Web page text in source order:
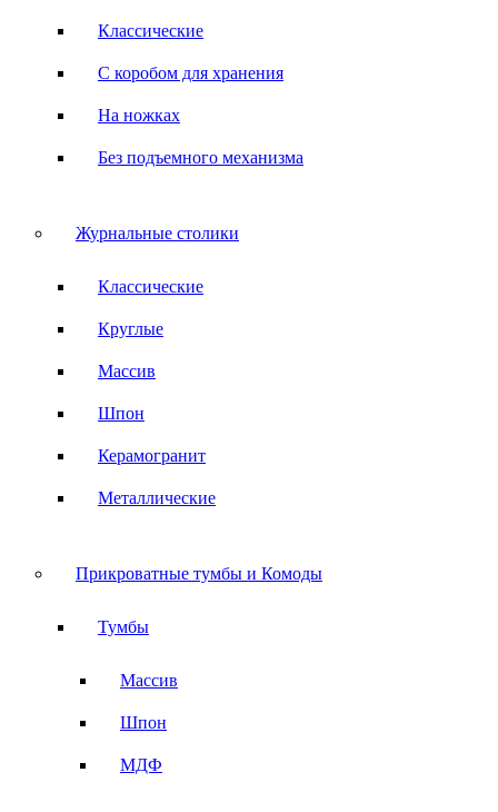
Классические
С коробом для хранения
На ножках
Без подъемного механизма
Журнальные столики
Классические
Круглые
Массив
Шпон
Керамогранит
Металлические
Прикроватные тумбы и Комоды
Тумбы
Массив
Шпон
МДФ